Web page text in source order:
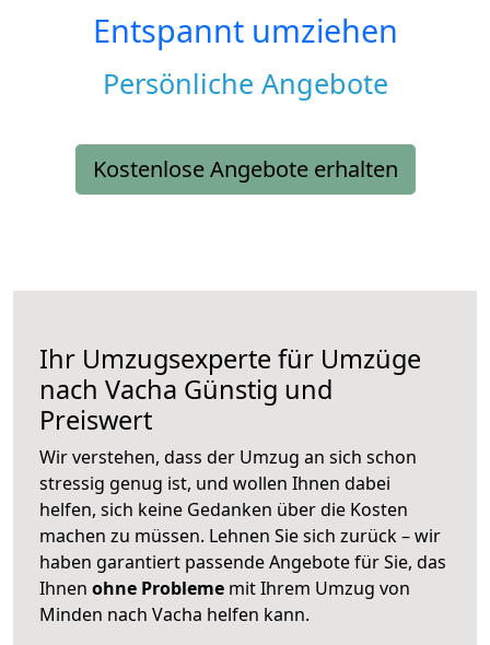
Entspannt umziehen
Persönliche Angebote
Kostenlose Angebote erhalten
Ihr Umzugsexperte für Umzüge
nach Vacha Günstig und
Preiswert
Wir verstehen, dass der Umzug an sich schon
stressig genug ist, und wollen Ihnen dabei
helfen, sich keine Gedanken über die Kosten
machen zu müssen. Lehnen Sie sich zurück – wir
haben garantiert passende Angebote für Sie, das
Ihnen ohne Probleme mit Ihrem Umzug von
Minden nach Vacha helfen kann.